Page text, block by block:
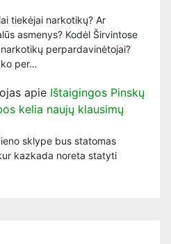
tiekėjai narkotikų? Ar
asmenys? Kodėl Širvintose
perpardavinėtojai?
per…
apie Ištaigingos Pinskų
kelia naujų klausimų
sklype bus statomas
kazkada noreta statyti